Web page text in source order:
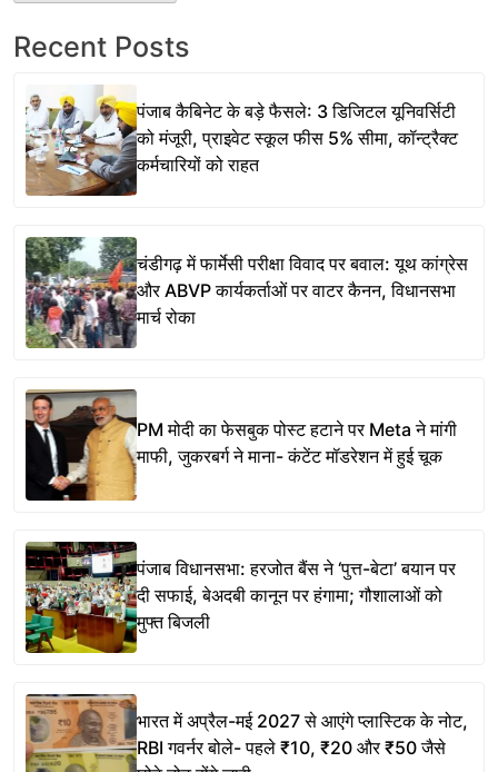
Recent Posts
पंजाब कैबिनेट के बड़े फैसले: 3 डिजिटल यूनिवर्सिटी
को मंजूरी, प्राइवेट स्कूल फीस 5% सीमा, कॉन्ट्रैक्ट
कर्मचारियों को राहत
चंडीगढ़ में फार्मेसी परीक्षा विवाद पर बवाल: यूथ कांग्रेस
और ABVP कार्यकर्ताओं पर वाटर कैनन, विधानसभा
मार्च रोका
PM मोदी का फेसबुक पोस्ट हटाने पर Meta ने मांगी
माफी, जुकरबर्ग ने माना- कंटेंट मॉडरेशन में हुई चूक
पंजाब विधानसभा: हरजोत बैंस ने ‘पुत्त-बेटा’ बयान पर
दी सफाई, बेअदबी कानून पर हंगामा; गौशालाओं को
मुफ्त बिजली
भारत में अप्रैल-मई 2027 से आएंगे प्लास्टिक के नोट,
RBI गवर्नर बोले- पहले ₹10, ₹20 और ₹50 जैसे